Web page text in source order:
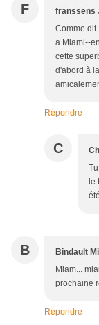
F franssens
Comme dit
a Miami--
cette
d'abord à
Répondre
C
le
B Bindault
Miam...
prochaine
Répondre